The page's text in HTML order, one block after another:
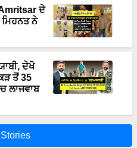
ਦੇ
ਮਿਹਨਤ ਨੇ
ਦੇਖੋ
ਤੋਂ 35
ਲਾਜਵਾਬ